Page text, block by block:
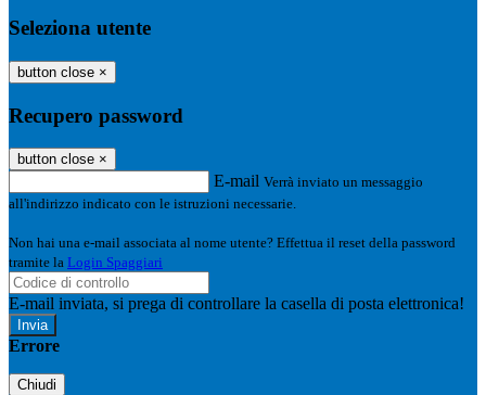
Seleziona utente
button close ×
Recupero password
button close ×
E-mail Verrà inviato un messaggio
all'indirizzo indicato con le istruzioni necessarie.
Non hai una e-mail associata al nome utente? Effettua il reset della password
tramite la Login Spaggiari
E-mail inviata, si prega di controllare la casella di posta elettronica!
Errore
Chiudi